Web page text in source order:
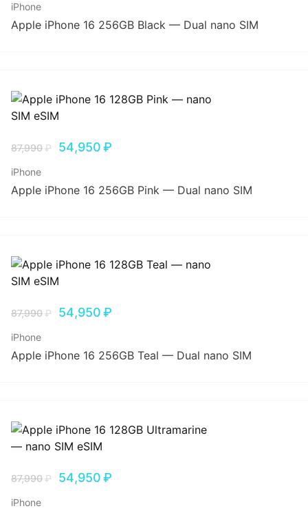
iPhone
Apple iPhone 16 256GB Black — Dual nano SIM
87,990₽ 54,950₽
iPhone
Apple iPhone 16 256GB Pink — Dual nano SIM
87,990₽ 54,950₽
iPhone
Apple iPhone 16 256GB Teal — Dual nano SIM
87,990₽ 54,950₽
iPhone